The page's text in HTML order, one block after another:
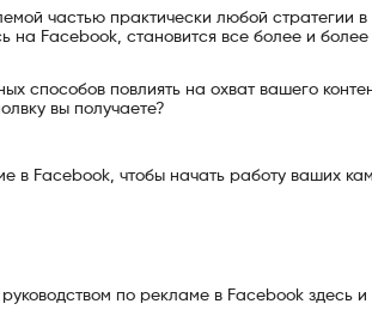
частью практически любой стратегии в
на Facebook, становится все более и более
способов повлиять на охват вашего
вы получаете?
в Facebook, чтобы начать работу ваших
по рекламе в Facebook здесь и